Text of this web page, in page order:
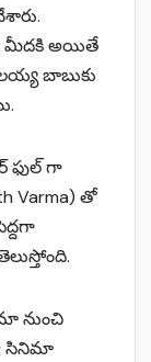
మీదకి అయితే
బాబుకు
ఫుల్ గా
Varma) తో
నుంచి
ఆ సినిమా